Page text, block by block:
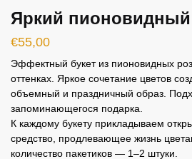
Яркий пионовидный
€55,00
Эффектный букет из пионовидных
оттенках. Яркое сочетание цветов
объемный и праздничный образ.
запоминающегося подарка.
К каждому букету прикладываем
средство, продлевающее жизнь
количество пакетиков — 1–2 штуки.